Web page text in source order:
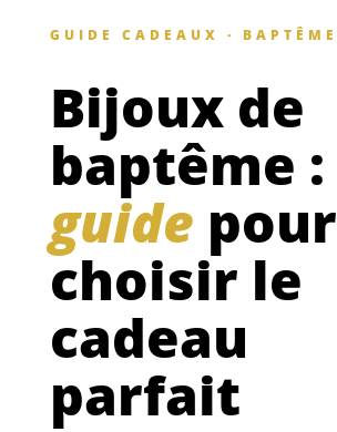
GUIDE CADEAUX · BAPTÊME
Bijoux de
baptême :
guide pour
choisir le
cadeau
parfait